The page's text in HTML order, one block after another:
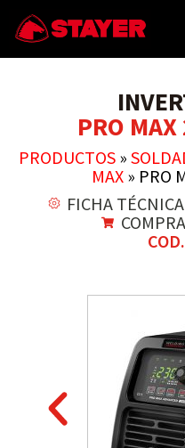
PRO
PRODUCTOS»
MAX » PRO
FICHA TÉCNICA